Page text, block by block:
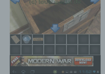
anonymen Daten der
getrennt von allen
angegebenen
gespeichert.
Registrierung auf unserer